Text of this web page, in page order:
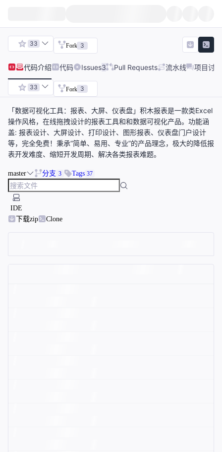
33 Fork 3
代码介绍 代码 Issues3 Pull Requests 流水线 项目讨论
33 Fork 3
「数据可视化工具：报表、大屏、仪表盘」积木报表是一款类Excel
操作风格，在线拖拽设计的报表工具和和数据可视化产品。功能涵
盖: 报表设计、大屏设计、打印设计、图形报表、仪表盘门户设计
等，完全免费！秉承“简单、易用、专业”的产品理念，极大的降低报
表开发难度、缩短开发周期、解决各类报表难题。
master 分支 3 Tags 37
IDE
下载zip
Clone